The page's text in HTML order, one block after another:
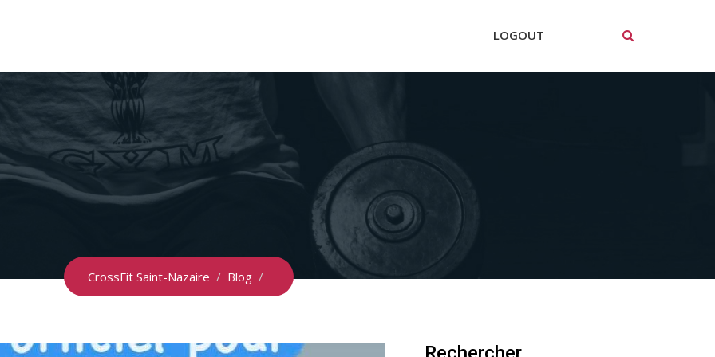
LOGOUT
CrossFit Saint-Nazaire / Blog /